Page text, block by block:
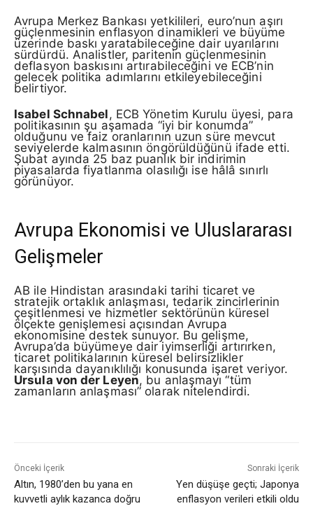
Avrupa Merkez Bankası yetkilileri, euro’nun aşırı
güçlenmesinin enflasyon dinamikleri ve büyüme
üzerinde baskı yaratabileceğine dair uyarılarını
sürdürdü. Analistler, paritenin güçlenmesinin
deflasyon baskısını artırabileceğini ve ECB’nin
gelecek politika adımlarını etkileyebileceğini
belirtiyor.
Isabel Schnabel, ECB Yönetim Kurulu üyesi, para
politikasının şu aşamada “iyi bir konumda”
olduğunu ve faiz oranlarının uzun süre mevcut
seviyelerde kalmasının öngörüldüğünü ifade etti.
Şubat ayında 25 baz puanlık bir indirimin
piyasalarda fiyatlanma olasılığı ise hâlâ sınırlı
görünüyor.
Avrupa Ekonomisi ve Uluslararası
Gelişmeler
AB ile Hindistan arasındaki tarihi ticaret ve
stratejik ortaklık anlaşması, tedarik zincirlerinin
çeşitlenmesi ve hizmetler sektörünün küresel
ölçekte genişlemesi açısından Avrupa
ekonomisine destek sunuyor. Bu gelişme,
Avrupa’da büyümeye dair iyimserliği artırırken,
ticaret politikalarının küresel belirsizlikler
karşısında dayanıklılığı konusunda işaret veriyor.
Ursula von der Leyen, bu anlaşmayı “tüm
zamanların anlaşması” olarak nitelendirdi.
Önceki İçerik
Altın, 1980’den bu yana en
kuvvetli aylık kazanca doğru
Sonraki İçerik
Yen düşüşe geçti; Japonya
enflasyon verileri etkili oldu